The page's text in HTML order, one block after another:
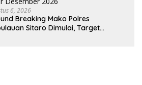
6, 2026
Breaking Mako Polres
Sitaro Dimulai, Target